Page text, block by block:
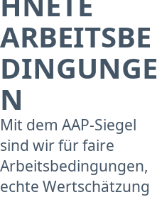
ARBEITSBE
DINGUNGE
N
Mit dem AAP-Siegel
sind wir für faire
Arbeitsbedingungen,
echte Wertschätzung